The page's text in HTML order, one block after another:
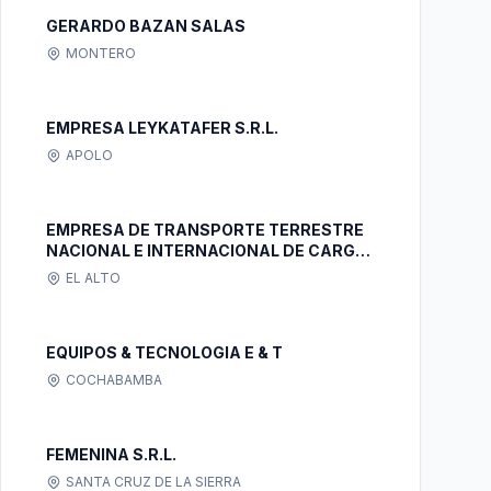
GERARDO BAZAN SALAS
MONTERO
EMPRESA LEYKATAFER S.R.L.
APOLO
EMPRESA DE TRANSPORTE TERRESTRE
NACIONAL E INTERNACIONAL DE CARGA
TRANS PLAYERS S.R.L.
EL ALTO
EQUIPOS & TECNOLOGIA E & T
COCHABAMBA
FEMENINA S.R.L.
SANTA CRUZ DE LA SIERRA